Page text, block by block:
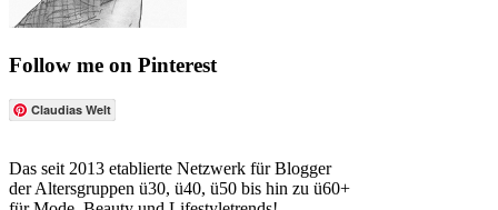
Follow me on Pinterest
Claudias Welt
Das seit 2013 etablierte Netzwerk für Blogger
der Altersgruppen ü30, ü40, ü50 bis hin zu ü60+